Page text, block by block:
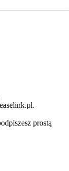
prostą